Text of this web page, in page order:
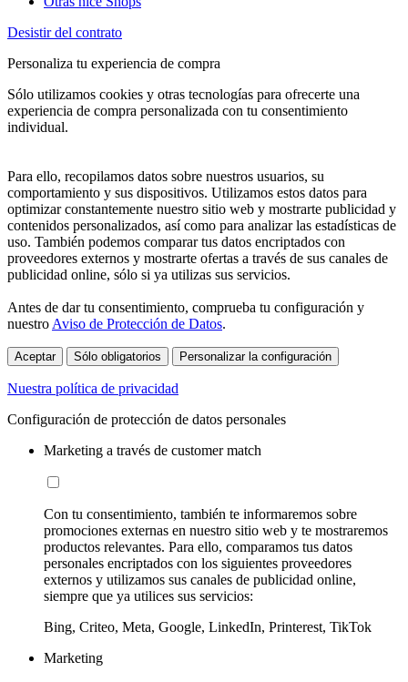
Desistir del contrato
Personaliza tu experiencia de compra
Sólo utilizamos cookies y otras tecnologías para ofrecerte una
experiencia de compra personalizada con tu consentimiento
individual.
Para ello, recopilamos datos sobre nuestros usuarios, su
comportamiento y sus dispositivos. Utilizamos estos datos para
optimizar constantemente nuestro sitio web y mostrarte publicidad y
contenidos personalizados, así como para analizar las estadísticas de
uso. También podemos comparar tus datos encriptados con
proveedores externos y mostrarte ofertas a través de sus canales de
publicidad online, sólo si ya utilizas sus servicios.
Antes de dar tu consentimiento, comprueba tu configuración y
nuestroAviso de Protección de Datos.
Aceptar Sólo obligatorios Personalizar la configuración
Nuestra política de privacidad
Configuración de protección de datos personales
Marketing a través de customer match
Con tu consentimiento, también te informaremos sobre
promociones externas en nuestro sitio web y te mostraremos
productos relevantes. Para ello, comparamos tus datos
personales encriptados con los siguientes proveedores
externos y utilizamos sus canales de publicidad online,
siempre que ya utilices sus servicios:
Bing, Criteo, Meta, Google, LinkedIn, Printerest, TikTok
Marketing